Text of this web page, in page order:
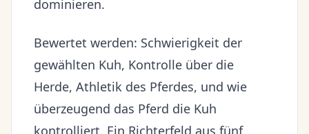
dominieren.
Bewertet werden: Schwierigkeit der
gewählten Kuh, Kontrolle über die
Herde, Athletik des Pferdes, und wie
überzeugend das Pferd die Kuh
kontrolliert. Ein Richterfeld aus fünf